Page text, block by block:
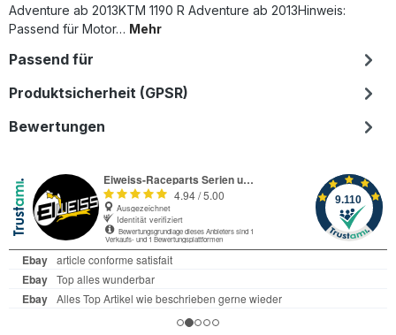
Adventure ab 2013KTM 1190 R Adventure ab 2013Hinweis:
Passend für Motor… Mehr
Passend für
Produktsicherheit (GPSR)
Bewertungen